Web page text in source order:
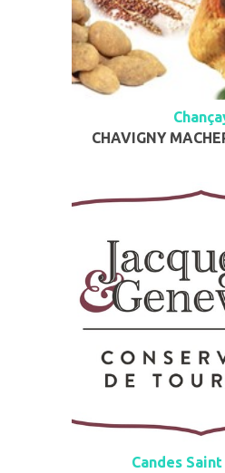
CHAVIGNY
Candes